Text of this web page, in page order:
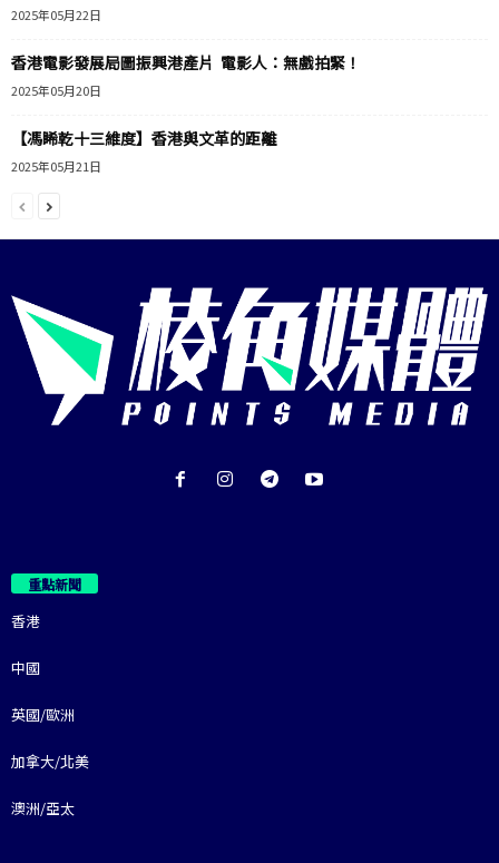
2025年05月22日
香港電影發展局圖振興港產片 電影人：無戲拍緊！
2025年05月20日
【馮睎乾十三維度】香港與文革的距離
2025年05月21日
重點新聞
香港
中國
英國/歐洲
加拿大/北美
澳洲/亞太